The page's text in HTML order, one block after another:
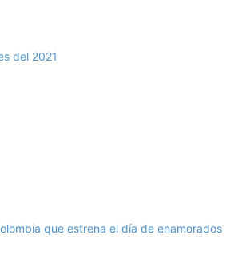
del 2021
que estrena el día de enamorados